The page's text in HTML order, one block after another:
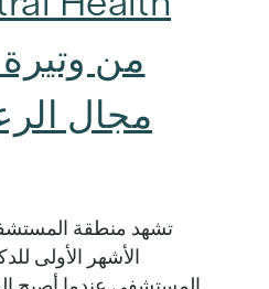
من
مجال
تشهد منطقة
الأشهر الأولى